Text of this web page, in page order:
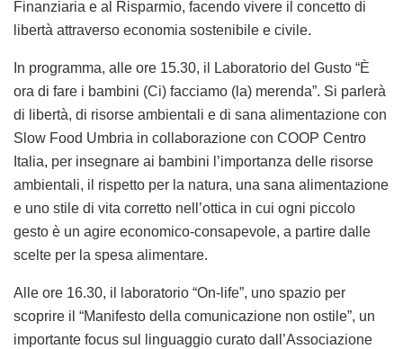
Finanziaria e al Risparmio, facendo vivere il concetto di
libertà attraverso economia sostenibile e civile.
In programma, alle ore 15.30, il Laboratorio del Gusto “È
ora di fare i bambini (Ci) facciamo (la) merenda”. Si parlerà
di libertà, di risorse ambientali e di sana alimentazione con
Slow Food Umbria in collaborazione con COOP Centro
Italia, per insegnare ai bambini l’importanza delle risorse
ambientali, il rispetto per la natura, una sana alimentazione
e uno stile di vita corretto nell’ottica in cui ogni piccolo
gesto è un agire economico-consapevole, a partire dalle
scelte per la spesa alimentare.
Alle ore 16.30, il laboratorio “On-life”, uno spazio per
scoprire il “Manifesto della comunicazione non ostile”, un
importante focus sul linguaggio curato dall’Associazione